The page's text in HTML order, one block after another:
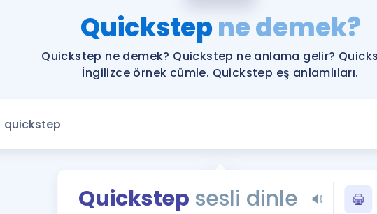
YDS ve YÖKDİL
YDS ve YÖKDİL'e
Tüm ÖSYM
YDS - YÖKDİL
Quickstepne demek?
Quickstep ne demek? Quickstep ne anlama gelir?
İngilizce örnek cümle. Quickstep eş anlamlıları.
Quickstep sesli dinle